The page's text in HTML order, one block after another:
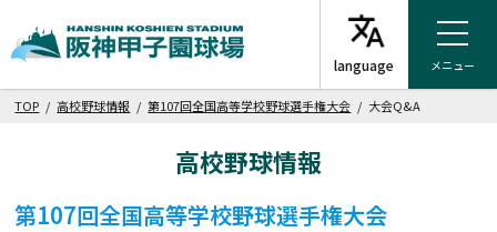
メニュー
TOP /高校野球情報 /第107回全国高等学校野球選手権大会 / 大会Q&A
高校野球情報
第107回全国高等学校野球選手権大会